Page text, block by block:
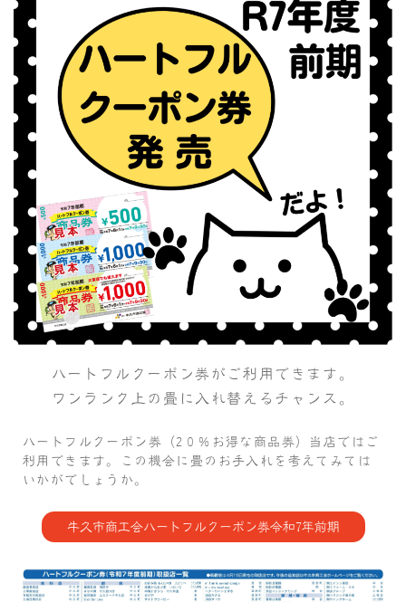
ハートフルクーポン券がご利用できます。
ワンランク上の畳に入れ替えるチャンス。
ハートフルクーポン券（2０％お得な商品券）当店ではご
利用できます。この機会に畳のお手入れを考えてみては
いかがでしょうか。
牛久市商工会ハートフルクーポン券令和7年前期